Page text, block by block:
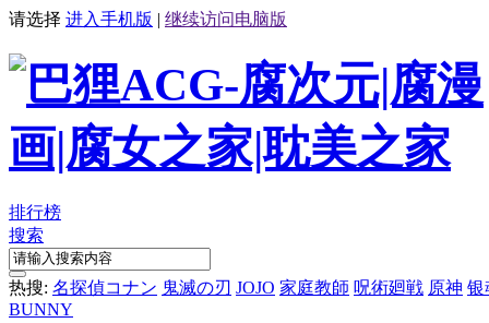
请选择 进入手机版 | 继续访问电脑版
排行榜
搜索
热搜: 名探偵コナン 鬼滅の刃 JOJO 家庭教師 呪術廻戦 原神 银
BUNNY